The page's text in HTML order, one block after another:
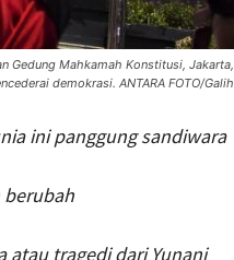
Mahkamah Konstitusi,
demokrasi. ANTARA FOTO/
ini panggung sandiwara
berubah
atau tragedi dari Yunani